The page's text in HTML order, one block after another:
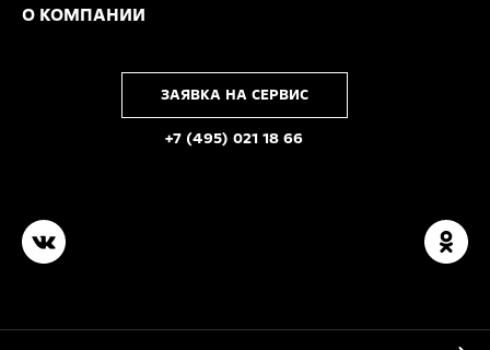
О КОМПАНИИ
+7 (495) 021 18 66
ЗАЯВКА НА СЕРВИС